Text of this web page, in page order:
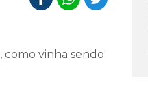
vinha sendo